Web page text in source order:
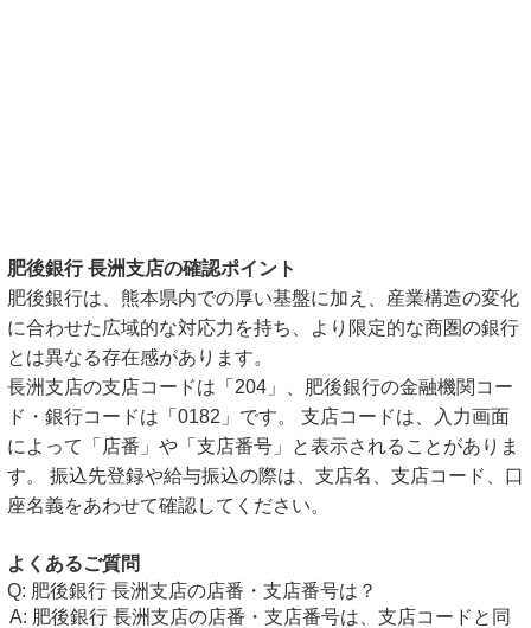
肥後銀行 長洲支店の確認ポイント
肥後銀行は、熊本県内での厚い基盤に加え、産業構造の変化
に合わせた広域的な対応力を持ち、より限定的な商圏の銀行
とは異なる存在感があります。
長洲支店の支店コードは「204」、肥後銀行の金融機関コー
ド・銀行コードは「0182」です。 支店コードは、入力画面
によって「店番」や「支店番号」と表示されることがありま
す。 振込先登録や給与振込の際は、支店名、支店コード、口
座名義をあわせて確認してください。
よくあるご質問
肥後銀行 長洲支店の店番・支店番号は？
肥後銀行 長洲支店の店番・支店番号は、支店コードと同